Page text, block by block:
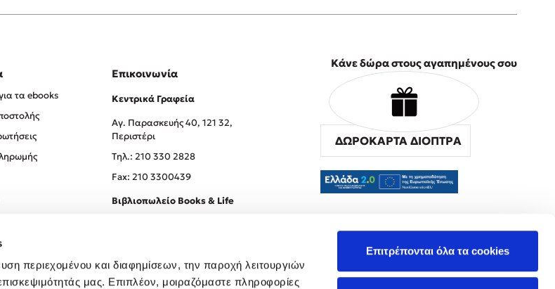
περιεχομένου και διαφημίσεων, την παροχή λειτουργιών
μας. Επιπλέον, μοιραζόμαστε πληροφορίες
Επιτρέπονται όλα τα cookies
τα ebooks
Επικοινωνία
Κεντρικά Γραφεία
Αγ. Παρασκευής 40, 121 32,
Περιστέρι
Tηλ.: 210 330 2828
Fax: 210 3300439
Βιβλιοπωλείο Books & Life
Κάνε δώρα στους αγαπημένους σου
ΔΩΡΟΚΑΡΤΑ ΔΙΟΠΤΡΑ